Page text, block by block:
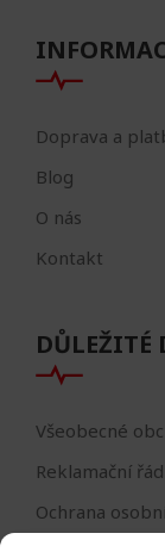
Doprava a
Blog
O nás
Kontakt
DŮLEŽITÉ
Všeobecné
Reklamační řád
Ochrana